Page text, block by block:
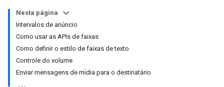
Nesta página
Intervalos de anúncio
Como usar as APIs de faixas
Como definir o estilo de faixas de texto
Controle do volume
Enviar mensagens de mídia para o destinatário